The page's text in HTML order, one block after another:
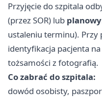
Przyjęcie do szpitala
(przez SOR) lub
ustaleniu terminu). Przy
identyfikacja pacjenta
tożsamości z fotografią.
Co zabrać do szpitala:
dowód osobisty,